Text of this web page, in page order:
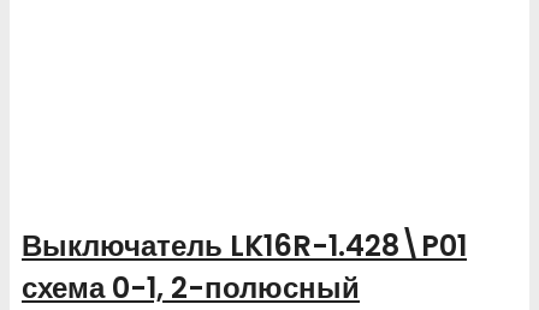
Выключатель LK16R-1.428\P01
схема 0-1, 2-полюсный